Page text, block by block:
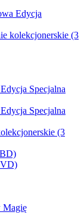
Edycja
kolekcjonerskie (3
Specjalna
Specjalna
(3
Magię